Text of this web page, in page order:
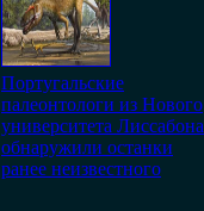
Португальские
палеонтологи из Нового
университета Лиссабона
обнаружили останки
ранее неизвестного